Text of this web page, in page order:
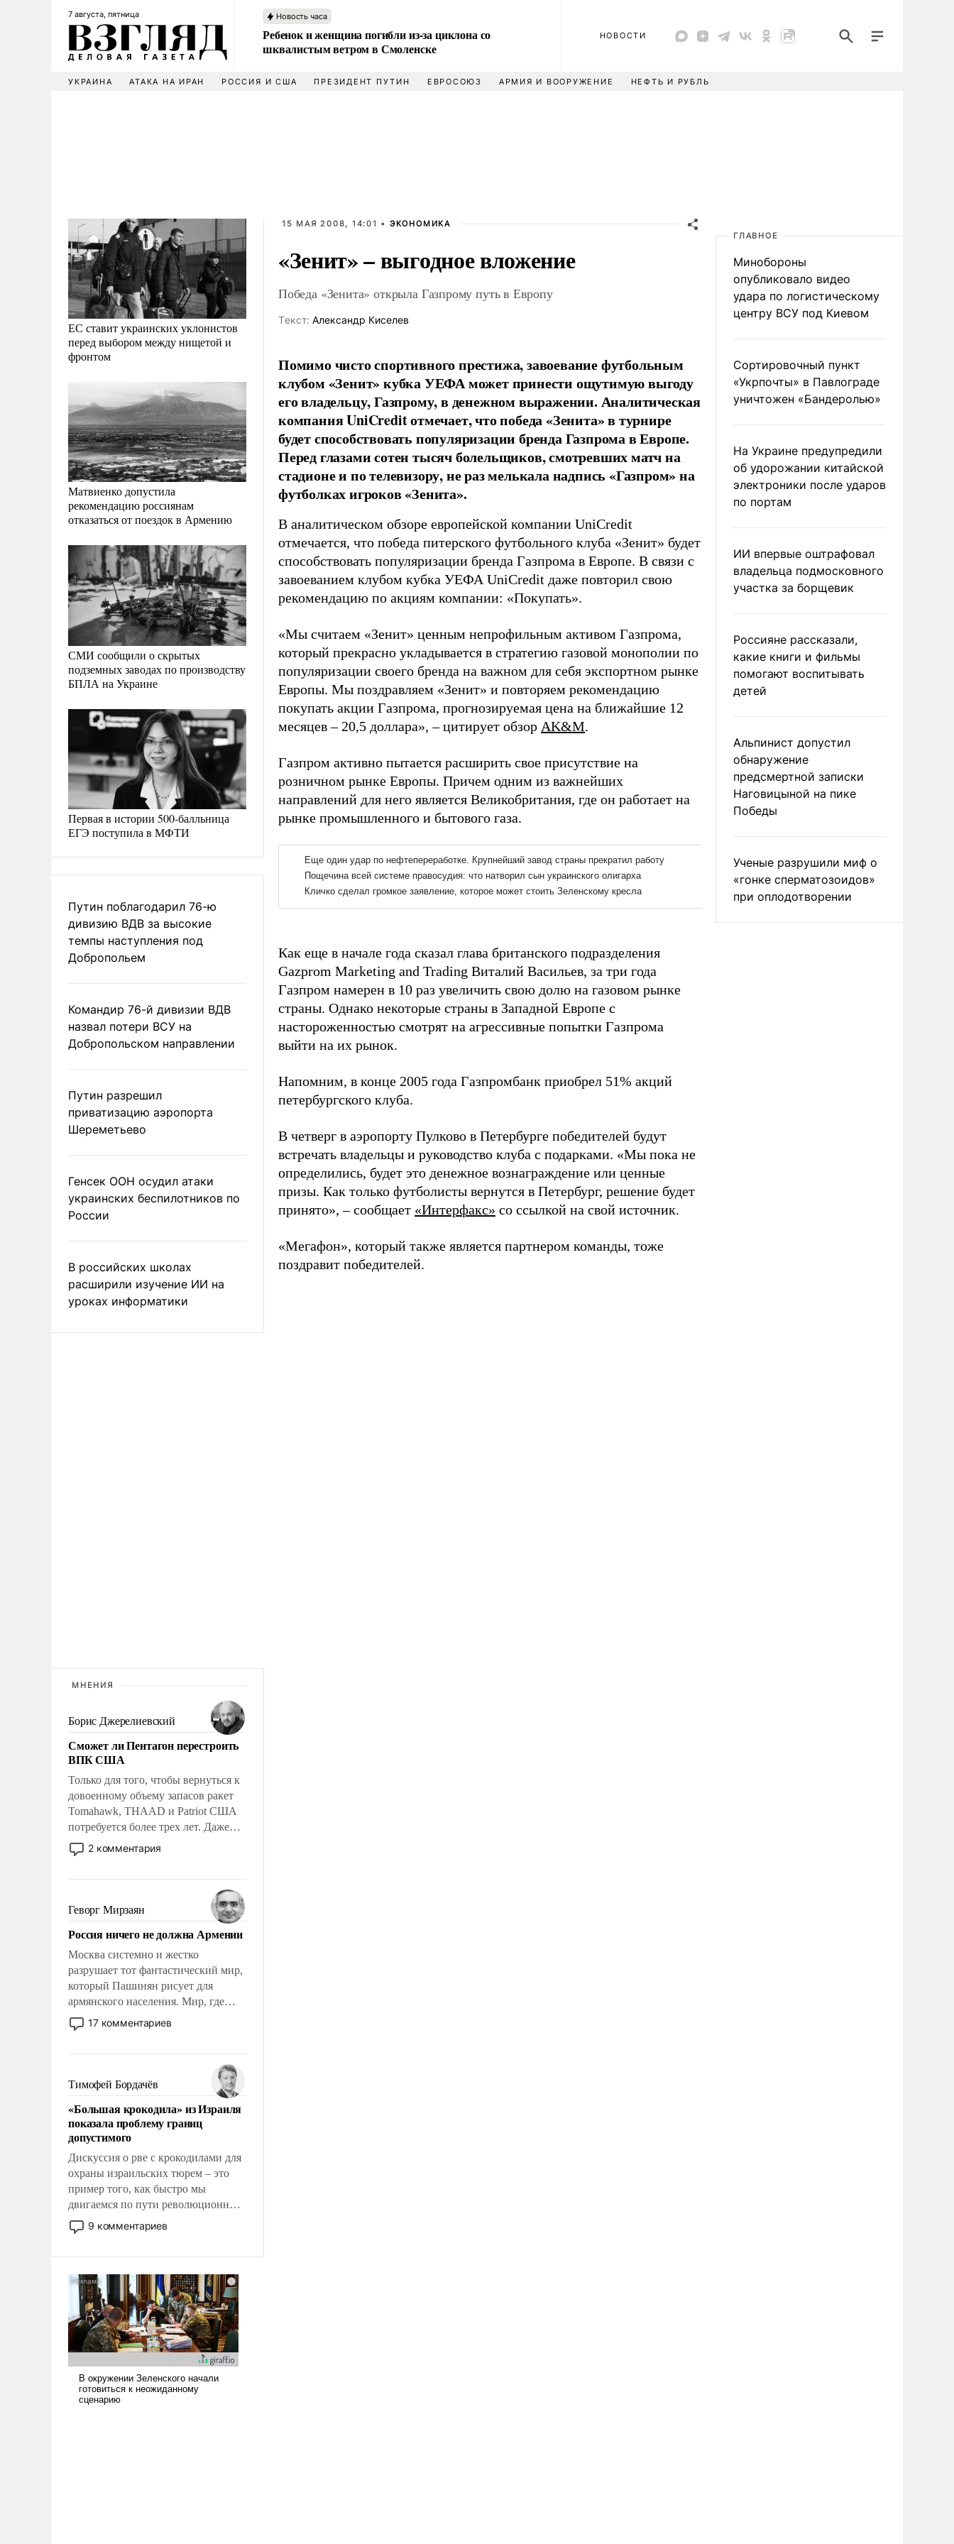
7 августа, пятница Новость часа
Ребенок и женщина погибли из-за циклона со
шквалистым ветром в Смоленске
НОВОСТИ
УКРАИНА АТАКА НА ИРАН РОССИЯ И США ПРЕЗИДЕНТ ПУТИН ЕВРОСОЮЗ АРМИЯ И ВООРУЖЕНИЕ НЕФТЬ И РУБЛЬ
ЕС ставит украинских уклонистов
перед выбором между нищетой и
фронтом
Матвиенко допустила
рекомендацию россиянам
отказаться от поездок в Армению
СМИ сообщили о скрытых
подземных заводах по производству
БПЛА на Украине
Первая в истории 500-балльница
ЕГЭ поступила в МФТИ
Путин поблагодарил 76-ю
дивизию ВДВ за высокие
темпы наступления под
Добропольем
Командир 76-й дивизии ВДВ
назвал потери ВСУ на
Добропольском направлении
Путин разрешил
приватизацию аэропорта
Шереметьево
Генсек ООН осудил атаки
украинских беспилотников по
России
В российских школах
расширили изучение ИИ на
уроках информатики
МНЕНИЯ
Борис Джерелиевский
Сможет ли Пентагон перестроить
ВПК США
Только для того, чтобы вернуться к
довоенному объему запасов ракет
Tomahawk, THAAD и Patriot США
потребуется более трех лет. Даже
небольшая война с Ираном
опустошила американские
уязвимости США, например, перед
Китаем.
2 комментария
Геворг Мирзаян
Россия ничего не должна Армении
Москва системно и жестко
разрушает тот фантастический мир,
который Пашинян рисует для
армянского населения. Мир, где
политические прожекты будут
безусловно оплачиваться за счет
где Еревану за свои поступки не
нужно отвечать.
17 комментариев
Тимофей Бордачёв
«Большая крокодила» из Израиля
показала проблему границ
допустимого
Дискуссия о рве с крокодилами для
охраны израильских тюрем – это
пример того, как быстро мы
двигаемся по пути революционных
изменений. То, что несколько лет
назад было образом для
9 комментариев
15 МАЯ 2008, 14:01 • ЭКОНОМИКА
«Зенит» – выгодное вложение
Победа «Зенита» открыла Газпрому путь в Европу
Tекст: Александр Киселев
Помимо чисто спортивного престижа, завоевание футбольным
клубом «Зенит» кубка УЕФА может принести ощутимую выгоду
его владельцу, Газпрому, в денежном выражении. Аналитическая
компания UniCredit отмечает, что победа «Зенита» в турнире
будет способствовать популяризации бренда Газпрома в Европе.
Перед глазами сотен тысяч болельщиков, смотревших матч на
стадионе и по телевизору, не раз мелькала надпись «Газпром» на
футболках игроков «Зенита».
В аналитическом обзоре европейской компании UniCredit
отмечается, что победа питерского футбольного клуба «Зенит» будет
способствовать популяризации бренда Газпрома в Европе. В связи с
завоеванием клубом кубка УЕФА UniCredit даже повторил свою
рекомендацию по акциям компании: «Покупать».
«Мы считаем «Зенит» ценным непрофильным активом Газпрома,
который прекрасно укладывается в стратегию газовой монополии по
популяризации своего бренда на важном для себя экспортном рынке
Европы. Мы поздравляем «Зенит» и повторяем рекомендацию
покупать акции Газпрома, прогнозируемая цена на ближайшие 12
месяцев – 20,5 доллара», – цитирует обзор AK&M.
Газпром активно пытается расширить свое присутствие на
розничном рынке Европы. Причем одним из важнейших
направлений для него является Великобритания, где он работает на
рынке промышленного и бытового газа.
Как еще в начале года сказал глава британского подразделения
Gazprom Marketing and Trading Виталий Васильев, за три года
Газпром намерен в 10 раз увеличить свою долю на газовом рынке
страны. Однако некоторые страны в Западной Европе с
настороженностью смотрят на агрессивные попытки Газпрома
выйти на их рынок.
Напомним, в конце 2005 года Газпромбанк приобрел 51% акций
петербургского клуба.
В четверг в аэропорту Пулково в Петербурге победителей будут
встречать владельцы и руководство клуба с подарками. «Мы пока не
определились, будет это денежное вознаграждение или ценные
призы. Как только футболисты вернутся в Петербург, решение будет
принято», – сообщает «Интерфакс» со ссылкой на свой источник.
«Мегафон», который также является партнером команды, тоже
поздравит победителей.
ГЛАВНОЕ
Минобороны
опубликовало видео
удара по логистическому
центру ВСУ под Киевом
Сортировочный пункт
«Укрпочты» в Павлограде
уничтожен «Бандеролью»
На Украине предупредили
об удорожании китайской
электроники после ударов
по портам
ИИ впервые оштрафовал
владельца подмосковного
участка за борщевик
Россияне рассказали,
какие книги и фильмы
помогают воспитывать
детей
Альпинист допустил
обнаружение
предсмертной записки
Наговицыной на пике
Победы
Ученые разрушили миф о
«гонке сперматозоидов»
при оплодотворении